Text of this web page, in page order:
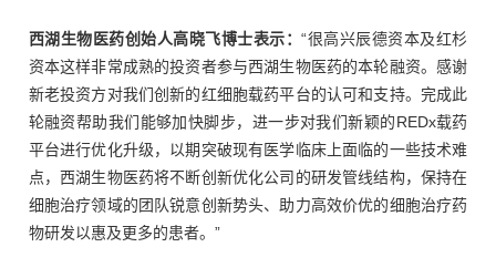
西湖生物医药创始人高晓飞博士表示：“很高兴辰德资本及红杉
资本这样非常成熟的投资者参与西湖生物医药的本轮融资。感谢
新老投资方对我们创新的红细胞载药平台的认可和支持。完成此
轮融资帮助我们能够加快脚步，进一步对我们新颖的REDx载药
平台进行优化升级，以期突破现有医学临床上面临的一些技术难
点，西湖生物医药将不断创新优化公司的研发管线结构，保持在
细胞治疗领域的团队锐意创新势头、助力高效价优的细胞治疗药
物研发以惠及更多的患者。”